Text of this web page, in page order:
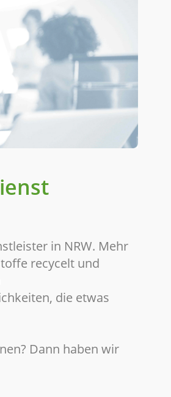
in NRW. Mehr
recycelt und
die etwas
Dann haben wir